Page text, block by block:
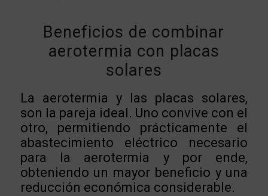
Beneficios de combinar
aerotermia con placas
solares
La aerotermia y las placas solares,
son la pareja ideal. Uno convive con el
otro, permitiendo prácticamente el
abastecimiento eléctrico necesario
para la aerotermia y por ende,
obteniendo un mayor beneficio y una
reducción económica considerable.